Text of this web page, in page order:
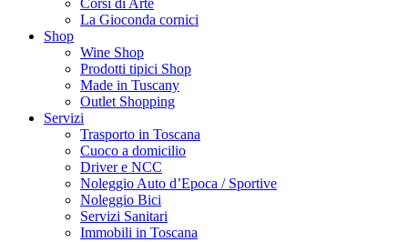
Corsi di Arte
La Gioconda cornici
Shop
Wine Shop
Prodotti tipici Shop
Made in Tuscany
Outlet Shopping
Servizi
Trasporto in Toscana
Cuoco a domicilio
Driver e NCC
Noleggio Auto d’Epoca / Sportive
Noleggio Bici
Servizi Sanitari
Immobili in Toscana